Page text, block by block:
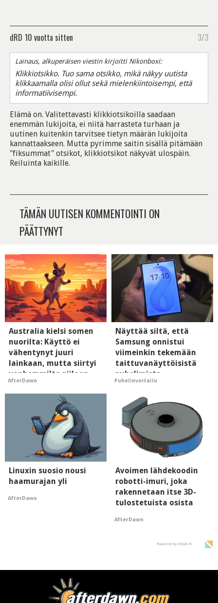
dRD 10 vuotta sitten 3/3
Lainaus, alkuperäisen viestin kirjoitti Nikonboxi:
Klikkiotsikko. Tuo sama otsikko, mikä näkyy uutista
klikkaamalla olisi ollut sekä mielenkiintoisempi, että
informatiivisempi.
Elämä on. Valitettavasti klikkiotsikoilla saadaan
enemmän lukijoita, ei niitä harrasteta turhaan ja
uutinen kuitenkin tarvitsee tietyn määrän lukijoita
kannattaakseen. Mutta pyrimme saitin sisällä pitämään
"fiksummat" otsikot, klikkiotsikot näkyvät ulospäin.
Reiluinta kaikille.
TÄMÄN UUTISEN KOMMENTOINTI ON
PÄÄTTYNYT
Australia kielsi somen
nuorilta: Käyttö ei
vähentynyt juuri
lainkaan, mutta siirtyi
vanhemmilta piiloon
AfterDawn
Näyttää siltä, että
Samsung onnistui
viimeinkin tekemään
taittuvanäyttöisistä
puhelimista
supersuosittuja
Puhelinvertailu
Linuxin suosio nousi
haamurajan yli
AfterDawn
Avoimen lähdekoodin
robotti-imuri, joka
rakennetaan itse 3D-
tulostetuista osista
AfterDawn
Powered by HIGH.FI